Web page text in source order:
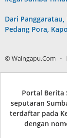
Dari
Pedang Pora,
© Waingapu.Com
Portal Berita
seputaran
terdaftar pada
dengan